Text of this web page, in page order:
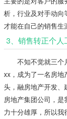
析，行业及对手动向
才能在自己的销售生
3、销售转正个人
不知不觉就三个
xx，成为了一名房
头，融房地产开发、
房地产集团公司，
力十分雄厚，所以